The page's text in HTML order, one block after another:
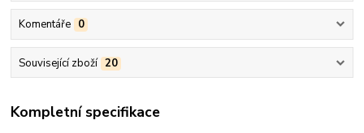
Komentáře 0
Související zboží 20
Kompletní specifikace